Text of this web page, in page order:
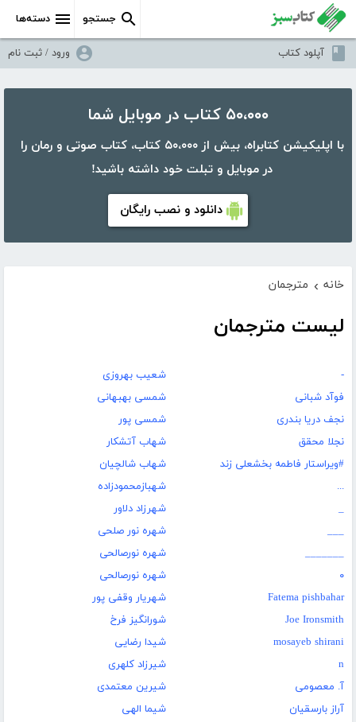
دسته‌ها جستجو
آپلود کتاب ورود / ثبت نام
۵۰،۰۰۰ کتاب در موبایل شما
با اپلیکیشن کتابراه، بیش از ۵۰،۰۰۰ کتاب، کتاب صوتی و رمان را
در موبایل و تبلت خود داشته باشید!
دانلود و نصب رایگان
خانه › مترجمان
لیست مترجمان
-
فوآد شبانی
نجف دریا بندری
نجلا محقق
#ویراستار فاطمه بخشعلی زند
...
_
___
_______
۰
Fatema pishbahar
Joe Ironsmith
mosayeb shirani
n
آ. معصومی
آراز بارسقیان
شعیب بهروزی
شمسی بهبهانی
شمسی پور
شهاب آتشکار
شهاب شالچیان
شهبازمحمودزاده
شهرزاد دلاور
شهره نور صلحی
شهره نورصالحى
شهره نورصالحی
شهریار وقفی پور
شورانگیز فرخ
شیدا رضایی
شیرزاد کلهری
شیرین معتمدی
شیما الهی